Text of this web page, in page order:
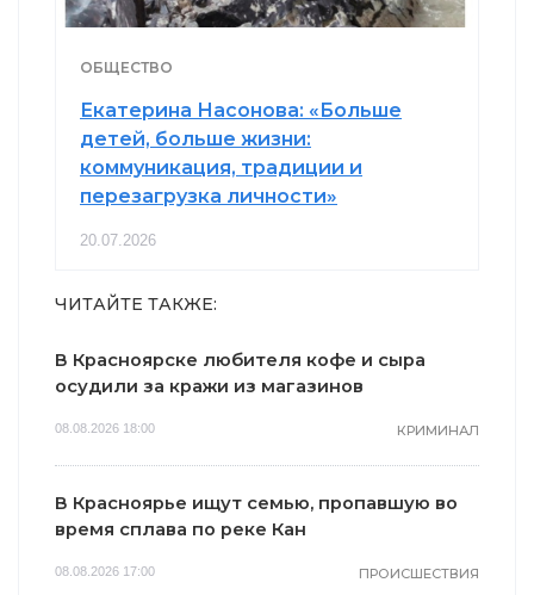
ОБЩЕСТВО
Екатерина Насонова: «Больше
детей, больше жизни:
коммуникация, традиции и
перезагрузка личности»
20.07.2026
ЧИТАЙТЕ ТАКЖЕ:
В Красноярске любителя кофе и сыра
осудили за кражи из магазинов
08.08.2026 18:00 КРИМИНАЛ
В Красноярье ищут семью, пропавшую во
время сплава по реке Кан
08.08.2026 17:00 ПРОИСШЕСТВИЯ